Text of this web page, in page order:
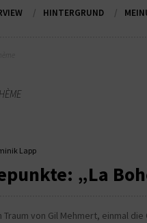
HINTERGRUND
Lapp
„La
Traum von Gil Mehmert, einmal